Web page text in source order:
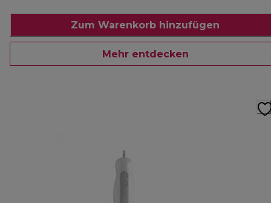
Zum Warenkorb hinzufügen
Mehr entdecken